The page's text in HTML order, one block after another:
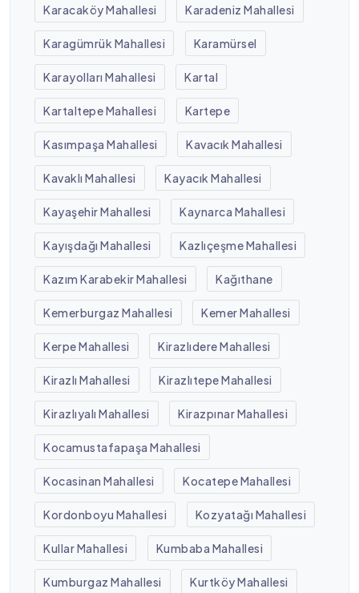
Karacaköy Mahallesi Karadeniz Mahallesi
Karagümrük Mahallesi Karamürsel
Karayolları Mahallesi Kartal
Kartaltepe Mahallesi Kartepe
Kasımpaşa Mahallesi Kavacık Mahallesi
Kavaklı Mahallesi Kayacık Mahallesi
Kayaşehir Mahallesi Kaynarca Mahallesi
Kayışdağı Mahallesi Kazlıçeşme Mahallesi
Kazım Karabekir Mahallesi Kağıthane
Kemerburgaz Mahallesi Kemer Mahallesi
Kerpe Mahallesi Kirazlıdere Mahallesi
Kirazlı Mahallesi Kirazlıtepe Mahallesi
Kirazlıyalı Mahallesi Kirazpınar Mahallesi
Kocamustafapaşa Mahallesi
Kocasinan Mahallesi Kocatepe Mahallesi
Kordonboyu Mahallesi Kozyatağı Mahallesi
Kullar Mahallesi Kumbaba Mahallesi
Kumburgaz Mahallesi Kurtköy Mahallesi